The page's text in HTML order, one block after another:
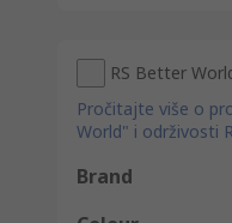
RS Better
Pročitajte više o
World" i održivosti
Brand